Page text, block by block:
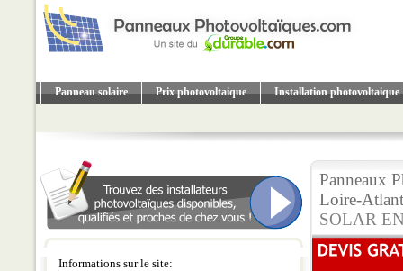
Panneau solaire Prix photovoltaique Installation photovoltaique
Informations sur le site:
Panneaux
Loire-
SOLAR